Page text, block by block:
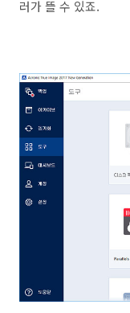
러가 뜰 수 있죠.